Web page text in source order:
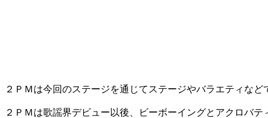
２ＰＭは今回のステージを通じてステージやバラエティな
２ＰＭは歌謡界デビュー以後、ビーボーイングとアクロバ